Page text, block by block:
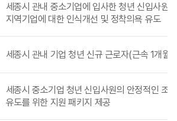
세종시 관내 중소기업에 입사한 청년 신입사원
지역기업에 대한 인식개선 및 정착의욕 유도
세종시 관내 기업 청년 신규 근로자(근속 1개월
세종시 중소기업 청년 신입사원의 안정적인 조
유도를 위한 지원 패키지 제공